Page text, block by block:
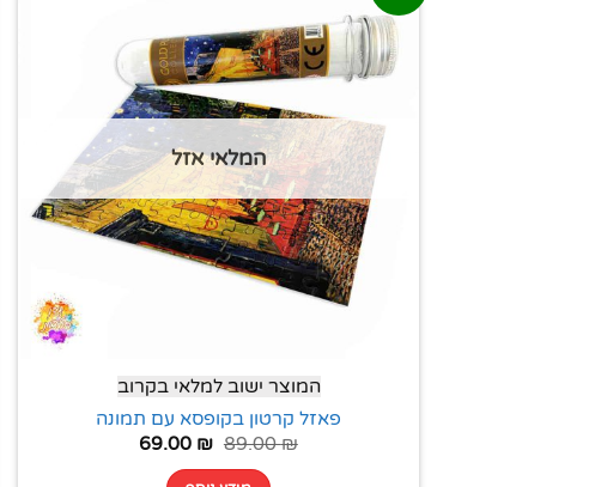
המלאי אזל
המוצר ישוב למלאי בקרוב
פאזל קרטון בקופסא עם תמונה
89.00₪
69.00 ₪